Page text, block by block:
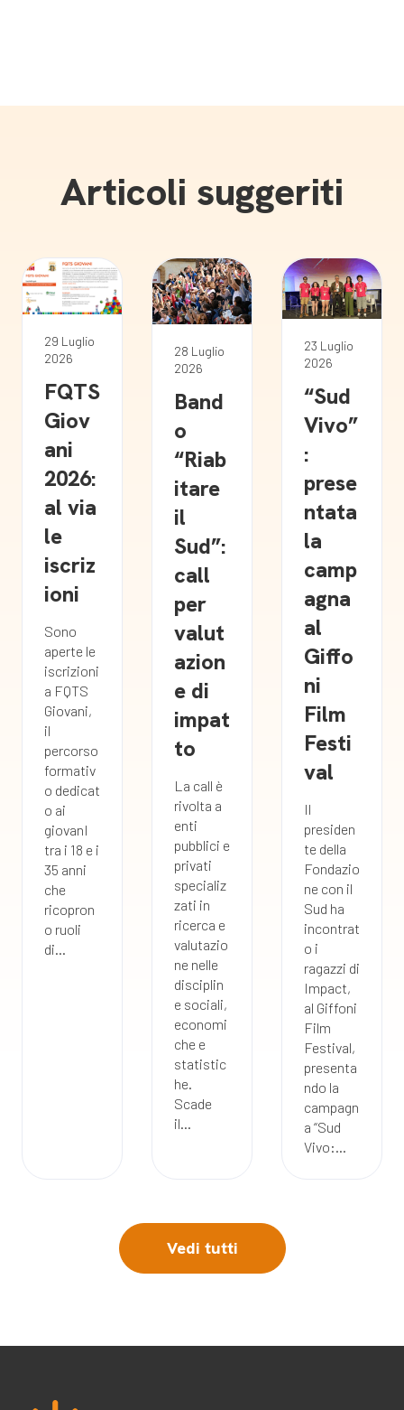
Articoli suggeriti
29 Luglio
2026
FQTS
Giov
ani
2026:
al via
le
iscriz
ioni
Sono
aperte le
iscrizioni
a FQTS
Giovani,
il
percorso
formativ
o dedicat
o ai
giovanI
tra i 18 e i
35 anni
che
ricopron
o ruoli
di...
28 Luglio
2026
Band
o
“Riab
itare
il
Sud”:
call
per
valut
azion
e di
impat
to
La call è
rivolta a
enti
pubblici e
privati
specializ
zati in
ricerca e
valutazio
ne nelle
disciplin
e sociali,
economi
che e
statistic
he.
Scade
il...
23 Luglio
2026
“Sud
Vivo”
:
prese
ntata
la
camp
agna
al
Giffo
ni
Film
Festi
val
Il
presiden
te della
Fondazio
ne con il
Sud ha
incontrat
o i
ragazzi di
Impact,
al Giffoni
Film
Festival,
presenta
ndo la
campagn
a “Sud
Vivo:...
Vedi tutti